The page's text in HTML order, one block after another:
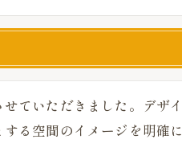
ていただきました。デザ
る空間のイメージを明確